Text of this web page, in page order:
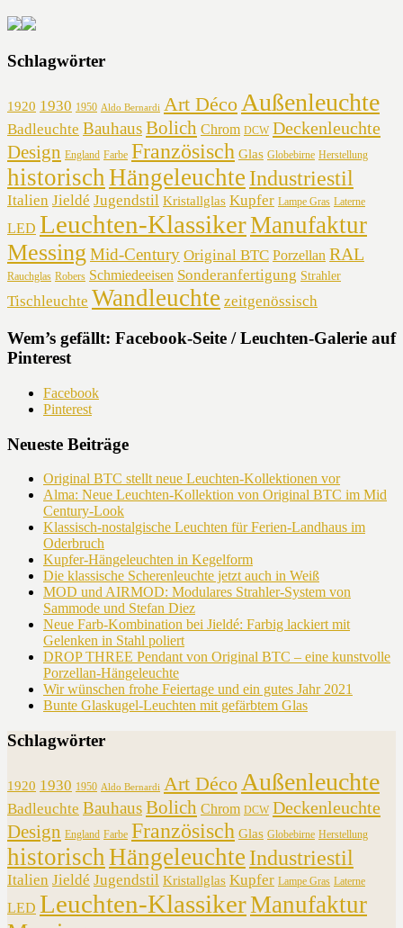
Schlagwörter
1920 1930 1950 Aldo Bernardi Art Déco Außenleuchte
Badleuchte BauhausBolich Chrom DCW Deckenleuchte
Design England Farbe Französisch Glas Globebirne Herstellung
historisch Hängeleuchte Industriestil
Italien Jieldé Jugendstil Kristallglas Kupfer Lampe Gras Laterne
LED Leuchten-KlassikerManufaktur
Messing Mid-Century Original BTC Porzellan RAL
Rauchglas Robers Schmiedeeisen Sonderanfertigung Strahler
Tischleuchte Wandleuchte zeitgenössisch
Wem’s gefällt: Facebook-Seite / Leuchten-Galerie auf
Pinterest
Facebook
Pinterest
Neueste Beiträge
Original BTC stellt neue Leuchten-Kollektionen vor
Alma: Neue Leuchten-Kollektion von Original BTC im Mid
Century-Look
Klassisch-nostalgische Leuchten für Ferien-Landhaus im
Oderbruch
Kupfer-Hängeleuchten in Kegelform
Die klassische Scherenleuchte jetzt auch in Weiß
MOD und AIRMOD: Modulares Strahler-System von
Sammode und Stefan Diez
Neue Farb-Kombination bei Jieldé: Farbig lackiert mit
Gelenken in Stahl poliert
DROP THREE Pendant von Original BTC – eine kunstvolle
Porzellan-Hängeleuchte
Wir wünschen frohe Feiertage und ein gutes Jahr 2021
Bunte Glaskugel-Leuchten mit gefärbtem Glas
Schlagwörter
1920 1930 1950 Aldo Bernardi Art Déco Außenleuchte
Badleuchte BauhausBolich Chrom DCW Deckenleuchte
Design England Farbe Französisch Glas Globebirne Herstellung
historisch Hängeleuchte Industriestil
Italien Jieldé Jugendstil Kristallglas Kupfer Lampe Gras Laterne
LED Leuchten-KlassikerManufaktur